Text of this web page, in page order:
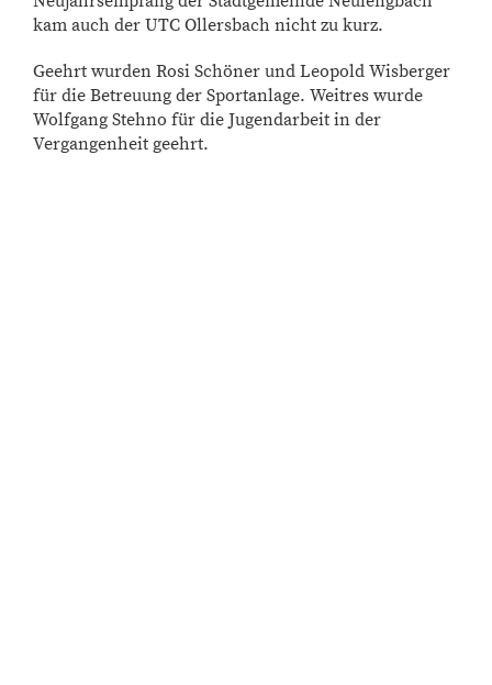
kam auch der UTC Ollersbach nicht zu kurz.
Geehrt wurden Rosi Schöner und Leopold Wisberger
für die Betreuung der Sportanlage. Weitres wurde
Wolfgang Stehno für die Jugendarbeit in der
Vergangenheit geehrt.